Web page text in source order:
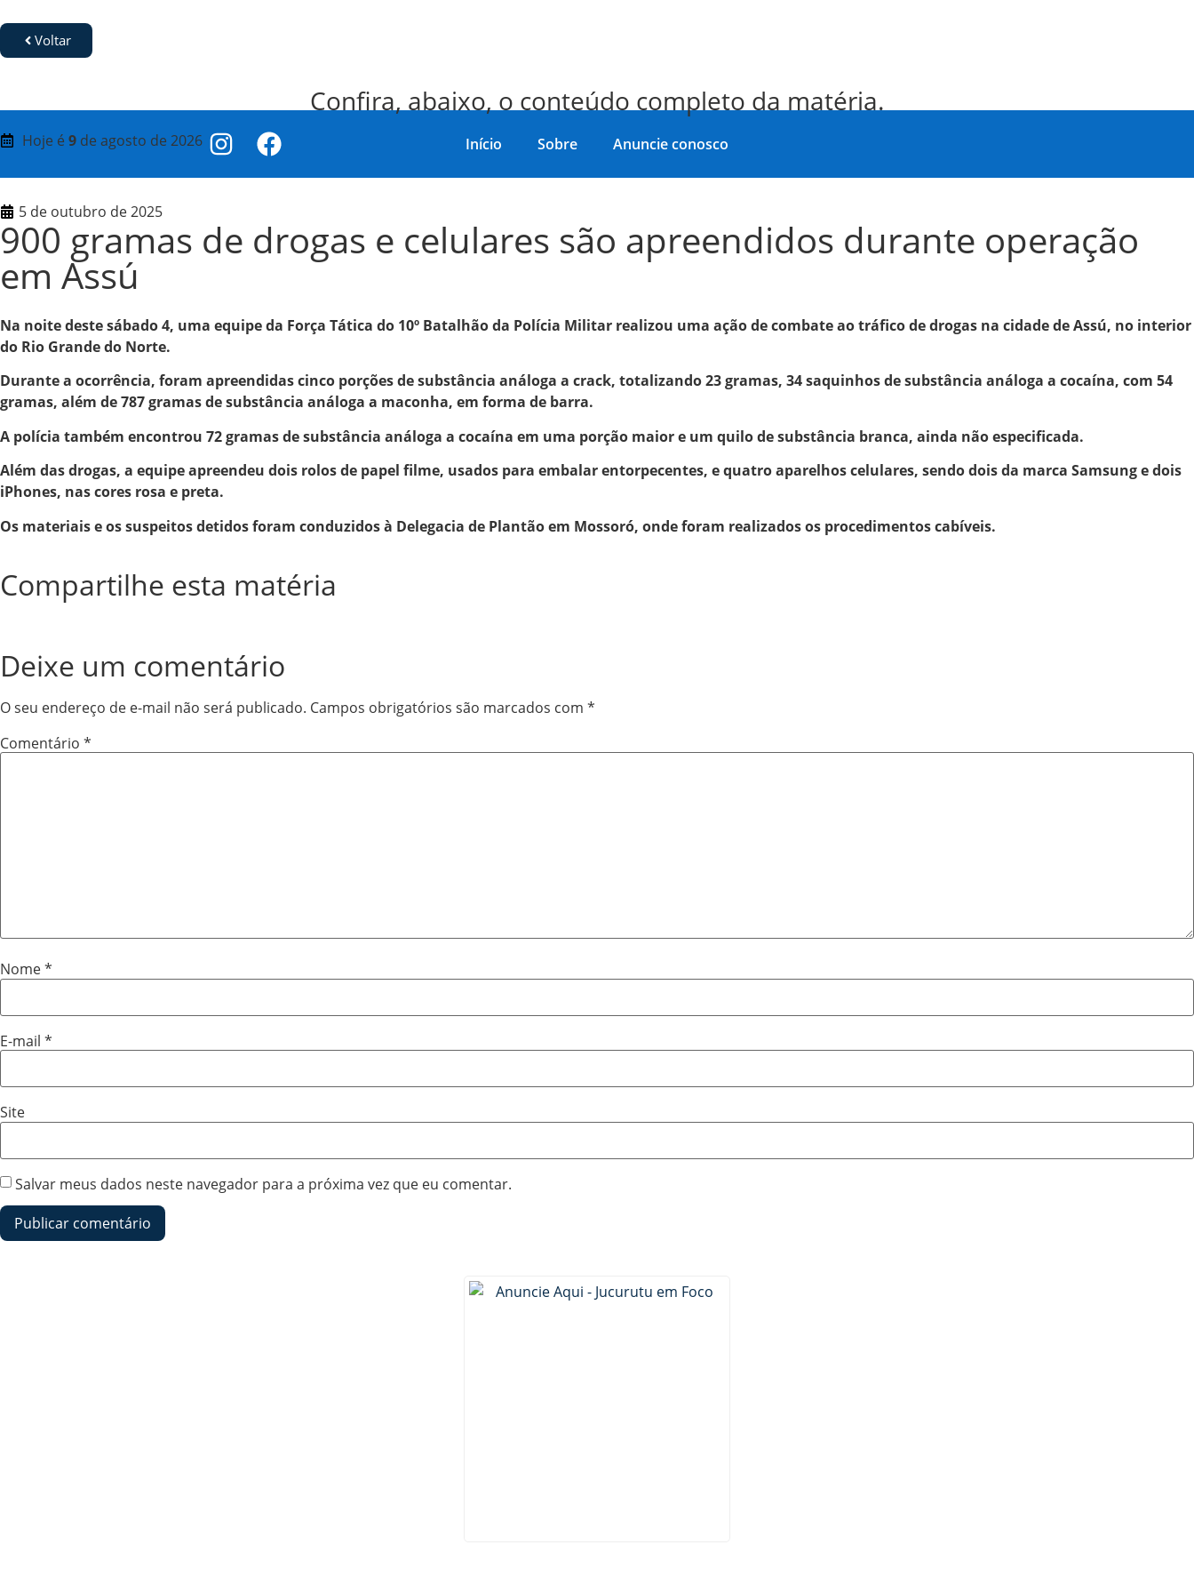
Início Sobre Anuncie conosco
Voltar
Confira, abaixo, o conteúdo completo da matéria.
Hoje é 9 de agosto de 2026
5 de outubro de 2025
900 gramas de drogas e celulares são apreendidos durante operação
em Assú
Na noite deste sábado 4, uma equipe da Força Tática do 10º Batalhão da Polícia Militar realizou uma ação de combate ao tráfico de drogas na cidade de Assú, no interior
do Rio Grande do Norte.
Durante a ocorrência, foram apreendidas cinco porções de substância análoga a crack, totalizando 23 gramas, 34 saquinhos de substância análoga a cocaína, com 54
gramas, além de 787 gramas de substância análoga a maconha, em forma de barra.
A polícia também encontrou 72 gramas de substância análoga a cocaína em uma porção maior e um quilo de substância branca, ainda não especificada.
Além das drogas, a equipe apreendeu dois rolos de papel filme, usados para embalar entorpecentes, e quatro aparelhos celulares, sendo dois da marca Samsung e dois
iPhones, nas cores rosa e preta.
Os materiais e os suspeitos detidos foram conduzidos à Delegacia de Plantão em Mossoró, onde foram realizados os procedimentos cabíveis.
Compartilhe esta matéria
Deixe um comentário
O seu endereço de e-mail não será publicado. Campos obrigatórios são marcados com *
Comentário *
Nome*
E-mail *
Site
Salvar meus dados neste navegador para a próxima vez que eu comentar.